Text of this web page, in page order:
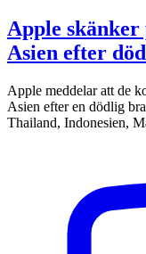
Apple
Asien efter
Apple meddelar att de
Asien efter en dödlig
Thailand, Indonesien,